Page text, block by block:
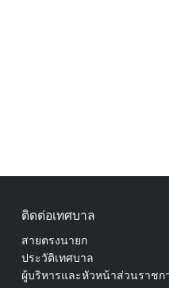
ติดต่อเทศบาล
สายตรงนายก
ประวัติเทศบาล
ผู้บริหารและหัวหน้าส่วนราชก